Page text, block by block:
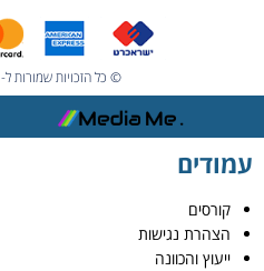
© כל הזכויות שמורות ל- Hackstore.co.il
עמודים
קורסים
הצהרת נגישות
ייעוץ והכוונה